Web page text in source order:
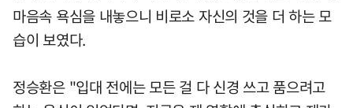
마음속 욕심을 내놓으니 비로소 자신의 것을 더 하는 모
습이 보였다.
정승환은 "입대 전에는 모든 걸 다 신경 쓰고 품으려고